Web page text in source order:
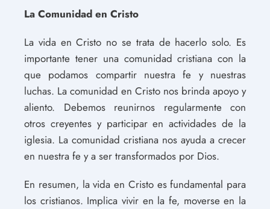
La Comunidad en Cristo
La vida en Cristo no se trata de hacerlo solo. Es
importante tener una comunidad cristiana con la
que podamos compartir nuestra fe y nuestras
luchas. La comunidad en Cristo nos brinda apoyo y
aliento. Debemos reunirnos regularmente con
otros creyentes y participar en actividades de la
iglesia. La comunidad cristiana nos ayuda a crecer
en nuestra fe y a ser transformados por Dios.
En resumen, la vida en Cristo es fundamental para
los cristianos. Implica vivir en la fe, moverse en la